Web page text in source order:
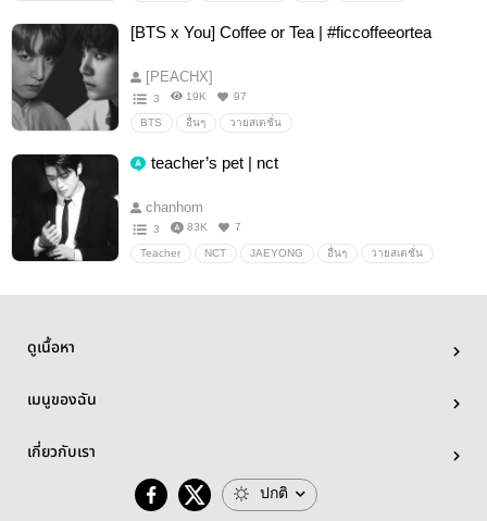
[BTS x You] Coffee or Tea | #ficcoffeeortea
[PEACHX]
3 19K 97
BTS อื่นๆ วายสเตชั่น
teacher’s pet | nct
chanhom
3 83K 7
Teacher NCT JAEYONG อื่นๆ วายสเตชั่น
ดูเนื้อหา
เมนูของฉัน
เกี่ยวกับเรา
ปกติ